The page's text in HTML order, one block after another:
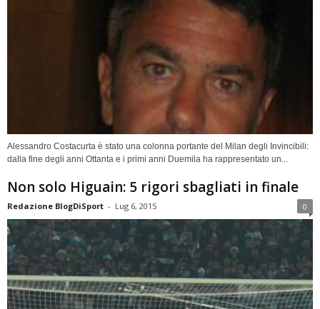
Alessandro Costacurta è stato una colonna portante del Milan degli Invincibili:
dalla fine degli anni Ottanta e i primi anni Duemila ha rappresentato un...
Non solo Higuain: 5 rigori sbagliati in finale
Redazione BlogDiSport - Lug 6, 2015 0